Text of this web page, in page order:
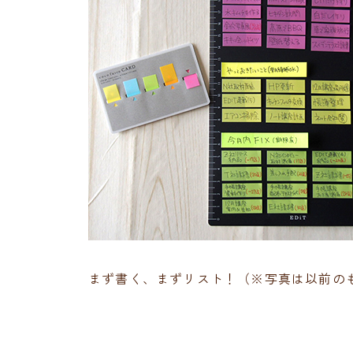
まず書く、まずリスト！（※写真は以前の